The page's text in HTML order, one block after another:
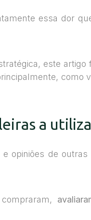
essa dor
este artigo
como
a
opiniões de outras